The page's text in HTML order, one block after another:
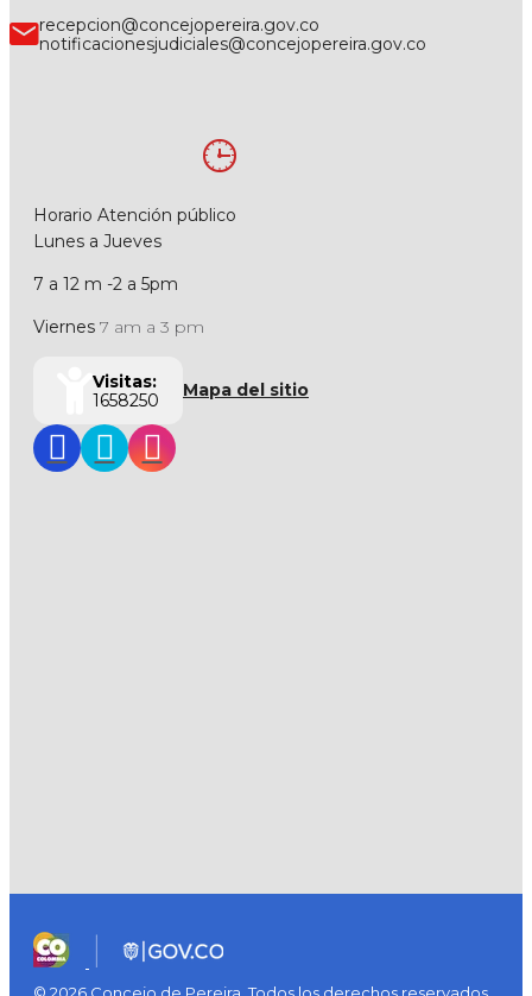
recepcion@concejopereira.gov.co
notificacionesjudiciales@concejopereira.gov.co
Horario Atención público
Lunes a Jueves
7 a 12 m -2 a 5pm
Viernes 7 am a 3 pm
Visitas:
1658250
Mapa del sitio